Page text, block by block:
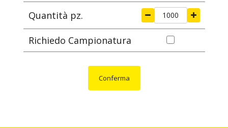
Quantità pz.
Richiedo Campionatura
Conferma